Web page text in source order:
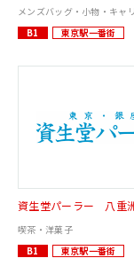
メンズバッグ・小物・キャ
B1
東京駅一番街
資生堂パーラー 八重
喫茶・洋菓子
B1
東京駅一番街